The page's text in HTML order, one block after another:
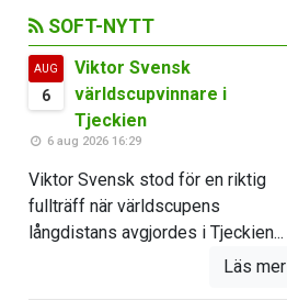
SOFT-NYTT
AUG
6
Viktor Svensk
världscupvinnare i
Tjeckien
6 aug 2026 16:29
Viktor Svensk stod för en riktig
fullträff när världscupens
långdistans avgjordes i Tjeckien...
Läs mer